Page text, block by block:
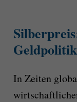
In Zeiten